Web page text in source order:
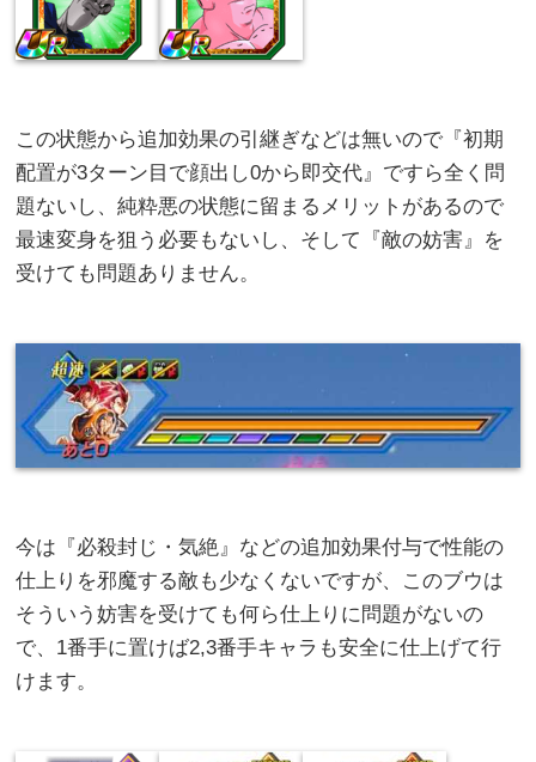
この状態から追加効果の引継ぎなどは無いので『初期
配置が3ターン目で顔出し0から即交代』ですら全く問
題ないし、純粋悪の状態に留まるメリットがあるので
最速変身を狙う必要もないし、そして『敵の妨害』を
受けても問題ありません。
今は『必殺封じ・気絶』などの追加効果付与で性能の
仕上りを邪魔する敵も少なくないですが、このブウは
そういう妨害を受けても何ら仕上りに問題がないの
で、1番手に置けば2,3番手キャラも安全に仕上げて行
けます。